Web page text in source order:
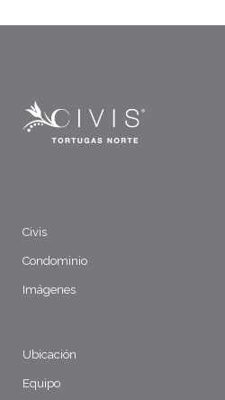
Civis
Condominio
Imágenes
Ubicación
Equipo